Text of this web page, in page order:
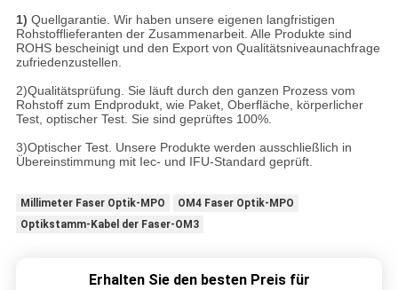
1) Quellgarantie. Wir haben unsere eigenen langfristigen
Rohstofflieferanten der Zusammenarbeit. Alle Produkte sind
ROHS bescheinigt und den Export von Qualitätsniveaunachfrage
zufriedenzustellen.
2)Qualitätsprüfung. Sie läuft durch den ganzen Prozess vom
Rohstoff zum Endprodukt, wie Paket, Oberfläche, körperlicher
Test, optischer Test. Sie sind geprüftes 100%.
3)Optischer Test. Unsere Produkte werden ausschließlich in
Übereinstimmung mit Iec- und IFU-Standard geprüft.
Millimeter Faser Optik-MPO
OM4 Faser Optik-MPO
Optikstamm-Kabel der Faser-OM3
Erhalten Sie den besten Preis für